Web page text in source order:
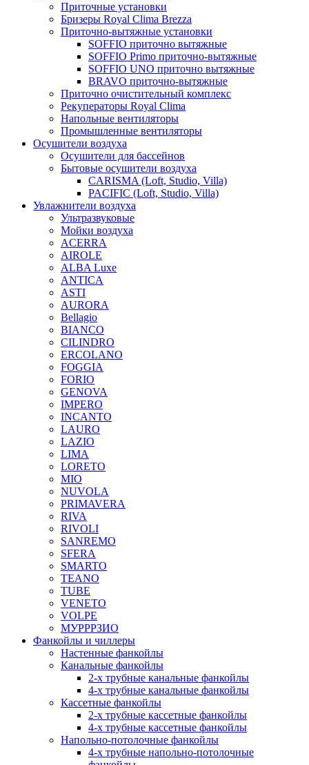
Приточные установки
Бризеры Royal Clima Brezza
Приточно-вытяжные установки
SOFFIO приточно вытяжные
SOFFIO Primo приточно-вытяжные
SOFFIO UNO приточно вытяжные
BRAVO приточно-вытяжные
Приточно очистительный комплекс
Рекуператоры Royal Clima
Напольные вентиляторы
Промышленные вентиляторы
Осушители воздуха
Осушители для бассейнов
Бытовые осушители воздуха
CARISMA (Loft, Studio, Villa)
PACIFIC (Loft, Studio, Villa)
Увлажнители воздуха
Ультразвуковые
Мойки воздуха
ACERRA
AIROLE
ALBA Luxe
ANTICA
ASTI
AURORA
Bellagio
BIANCO
CILINDRO
ERCOLANO
FOGGIA
FORIO
GENOVA
IMPERO
INCANTO
LAURO
LAZIO
LIMA
LORETO
MIO
NUVOLA
PRIMAVERA
RIVA
RIVOLI
SANREMO
SFERA
SMARTO
TEANO
TUBE
VENETO
VOLPE
МУРРРЗИО
Фанкойлы и чиллеры
Настенные фанкойлы
Канальные фанкойлы
2-х трубные канальные фанкойлы
4-х трубные канальные фанкойлы
Кассетные фанкойлы
2-х трубные кассетные фанкойлы
4-х трубные кассетные фанкойлы
Напольно-потолочные фанкойлы
4-х трубные напольно-потолочные